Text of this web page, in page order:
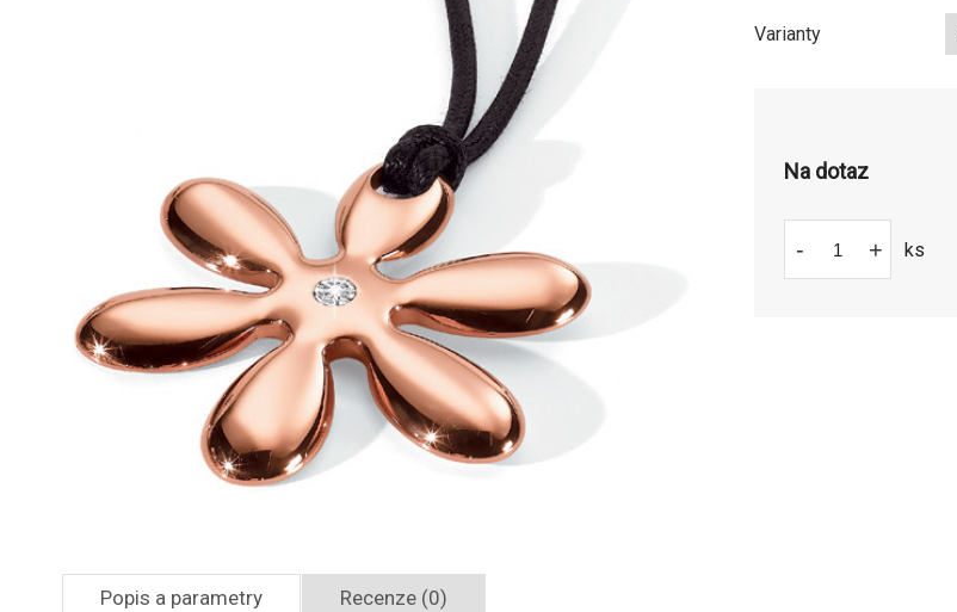
Varianty
Na dotaz
- + ks
Popis a parametry Recenze (0)